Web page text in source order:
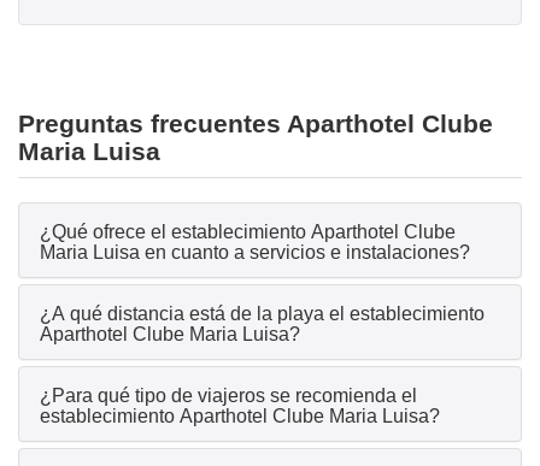
Preguntas frecuentes Aparthotel Clube
Maria Luisa
¿Qué ofrece el establecimiento Aparthotel Clube
Maria Luisa en cuanto a servicios e instalaciones?
¿A qué distancia está de la playa el establecimiento
Aparthotel Clube Maria Luisa?
¿Para qué tipo de viajeros se recomienda el
establecimiento Aparthotel Clube Maria Luisa?